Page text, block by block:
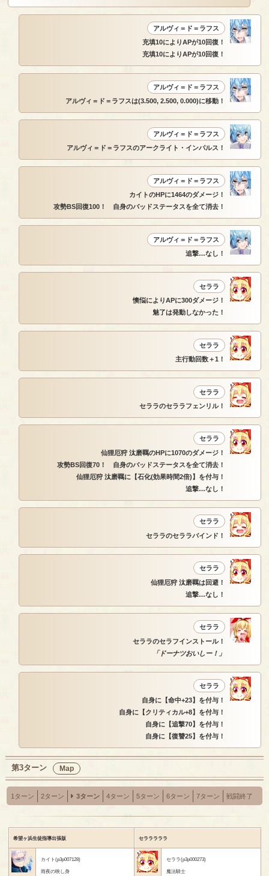
アルヴィ＝ド＝ラフス
充填10によりAPが10回復！
充填10によりAPが10回復！
アルヴィ＝ド＝ラフス
アルヴィ＝ド＝ラフスは(3.500, 2.500, 0.000)に移動！
アルヴィ＝ド＝ラフス
アルヴィ＝ド＝ラフスのアークライト・インパルス！
アルヴィ＝ド＝ラフス
カイトのHPに1464のダメージ！
攻勢BS回復100！ 自身のバッドステータスを全て消去！
アルヴィ＝ド＝ラフス
追撃…なし！
セララ
懊悩によりAPに300ダメージ！
魅了は発動しなかった！
セララ
主行動回数＋1！
セララ
セララのセララフェンリル！
セララ
仙狸厄狩 汰磨羈のHPに1070のダメージ！
攻勢BS回復70！ 自身のバッドステータスを全て消去！
仙狸厄狩 汰磨羈に【石化(効果時間2倍)】を付与！
追撃…なし！
セララ
セララのセララバインド！
セララ
仙狸厄狩 汰磨羈は回避！
追撃…なし！
セララ
セララのセラフインストール！
「ドーナツおいしー！」
セララ
自身に【命中+23】を付与！
自身に【クリティカル+8】を付与！
自身に【追撃70】を付与！
自身に【復讐25】を付与！
第3ターン Map
1ターン 2ターン 3ターン 4ターン 5ターン 6ターン 7ターン 戦闘終了
希望ヶ浜生徒指導出張版 セラララララ
カイト(p3p007128)
雨夜の映し身
セララ(p3p000273)
魔法騎士